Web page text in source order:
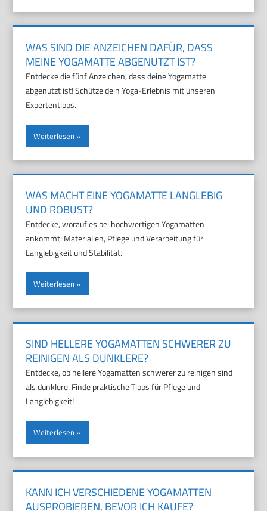
WAS SIND DIE ANZEICHEN DAFÜR, DASS
MEINE YOGAMATTE ABGENUTZT IST?
Entdecke die fünf Anzeichen, dass deine Yogamatte
abgenutzt ist! Schütze dein Yoga-Erlebnis mit unseren
Expertentipps.
Weiterlesen
WAS MACHT EINE YOGAMATTE LANGLEBIG
UND ROBUST?
Entdecke, worauf es bei hochwertigen Yogamatten
ankommt: Materialien, Pflege und Verarbeitung für
Langlebigkeit und Stabilität.
Weiterlesen
SIND HELLERE YOGAMATTEN SCHWERER ZU
REINIGEN ALS DUNKLERE?
Entdecke, ob hellere Yogamatten schwerer zu reinigen sind
als dunklere. Finde praktische Tipps für Pflege und
Langlebigkeit!
Weiterlesen
KANN ICH VERSCHIEDENE YOGAMATTEN
AUSPROBIEREN, BEVOR ICH KAUFE?